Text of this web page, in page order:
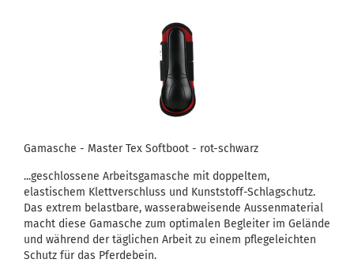
Gamasche - Master Tex Softboot - rot-schwarz
...geschlossene Arbeitsgamasche mit doppeltem,
elastischem Klettverschluss und Kunststoff-Schlagschutz.
Das extrem belastbare, wasserabweisende Aussenmaterial
macht diese Gamasche zum optimalen Begleiter im Gelände
und während der täglichen Arbeit zu einem pflegeleichten
Schutz für das Pferdebein.